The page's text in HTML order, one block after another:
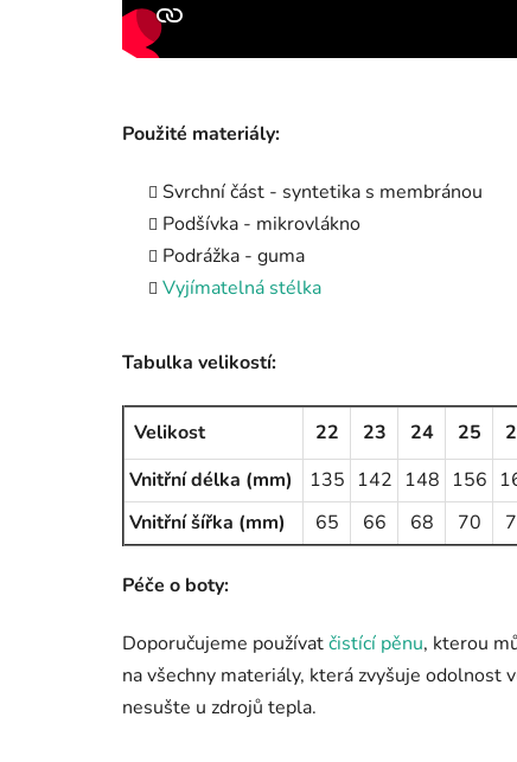
Použité materiály:
Svrchní část - syntetika s membránou
Podšívka - mikrovlákno
Podrážka - guma
Vyjímatelná stélka
Tabulka velikostí:
Velikost 22 23 24 25
Vnitřní délka (mm)
135 142 148 156
Vnitřní šířka (mm)
65 66 68 70
Péče o boty:
Doporučujeme používatčistící pěnu, kterou
na všechny materiály, která zvyšuje odolnost
nesušte u zdrojů tepla.